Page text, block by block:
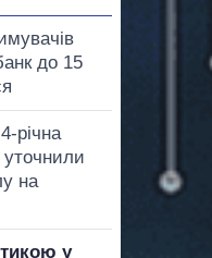
до 15
річна
на
у